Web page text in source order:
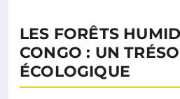
LES FORÊTS
CONGO : UN
ÉCOLOGIQUE